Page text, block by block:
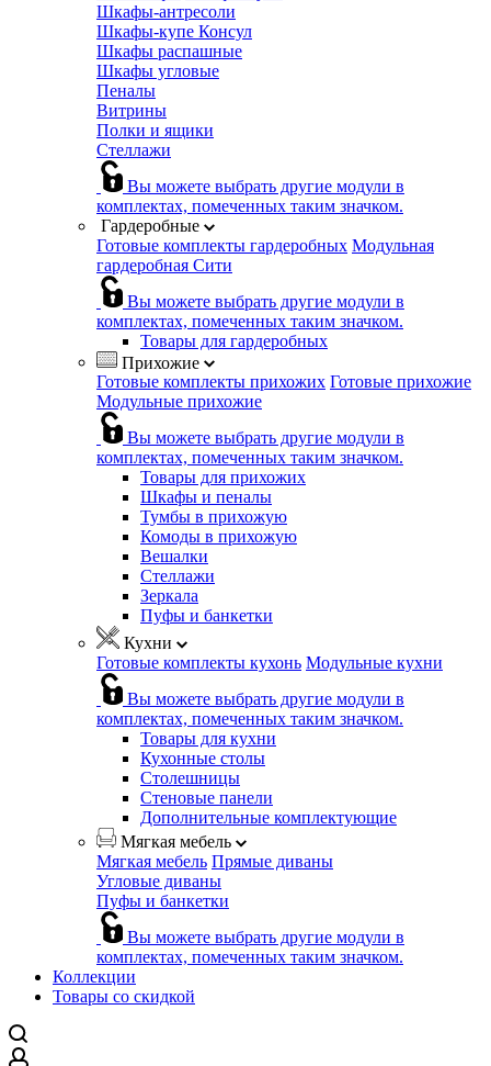
Шкафы-антресоли
Шкафы-купе Консул
Шкафы распашные
Шкафы угловые
Пеналы
Витрины
Полки и ящики
Стеллажи
Вы можете выбрать другие модули в
комплектах, помеченных таким значком.
Гардеробные
Готовые комплекты гардеробных Модульная
гардеробная Сити
Вы можете выбрать другие модули в
комплектах, помеченных таким значком.
Товары для гардеробных
Прихожие
Готовые комплекты прихожих Готовые прихожие
Модульные прихожие
Вы можете выбрать другие модули в
комплектах, помеченных таким значком.
Товары для прихожих
Шкафы и пеналы
Тумбы в прихожую
Комоды в прихожую
Вешалки
Стеллажи
Зеркала
Пуфы и банкетки
Кухни
Готовые комплекты кухонь Модульные кухни
Вы можете выбрать другие модули в
комплектах, помеченных таким значком.
Товары для кухни
Кухонные столы
Столешницы
Стеновые панели
Дополнительные комплектующие
Мягкая мебель
Мягкая мебель Прямые диваны
Угловые диваны
Пуфы и банкетки
Вы можете выбрать другие модули в
комплектах, помеченных таким значком.
Коллекции
Товары со скидкой